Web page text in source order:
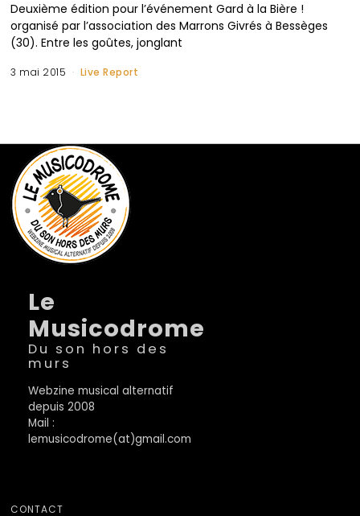
Deuxième édition pour l’événement Gard à la Bière !
organisé par l’association des Marrons Givrés à Bessèges
(30). Entre les goûtes, jonglant
3 mai 2015 Live Report
Le
Musicodrome
Du son hors des
murs
Webzine musical alternatif
depuis 2008
Mail :
lemusicodrome(at)gmail.com
CONTACT